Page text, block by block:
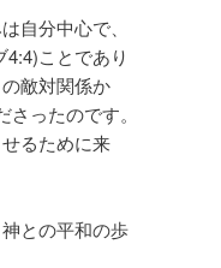
自分中心で、
ことであり
敵対関係か
ったのです。
るために来
との平和の歩